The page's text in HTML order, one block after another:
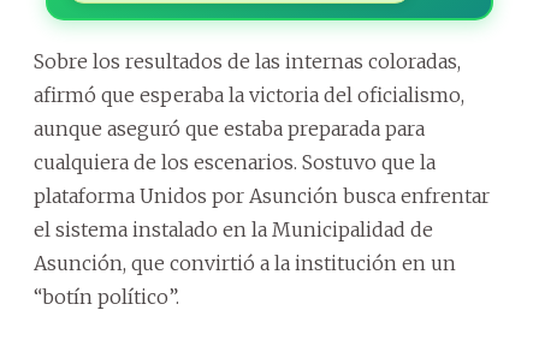
Sobre los resultados de las internas coloradas,
afirmó que esperaba la victoria del oficialismo,
aunque aseguró que estaba preparada para
cualquiera de los escenarios. Sostuvo que la
plataforma Unidos por Asunción busca enfrentar
el sistema instalado en la Municipalidad de
Asunción, que convirtió a la institución en un
“botín político”.